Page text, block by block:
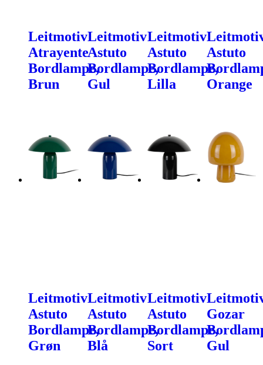
Leitmotiv
Atrayente
Bordlampe,
Brun
Leitmotiv
Astuto
Bordlampe,
Gul
Leitmotiv
Astuto
Bordlampe,
Lilla
Astuto
Orange
Leitmotiv
Astuto
Bordlampe,
Grøn
Leitmotiv
Astuto
Bordlampe,
Blå
Leitmotiv
Astuto
Bordlampe,
Sort
Gozar
Gul